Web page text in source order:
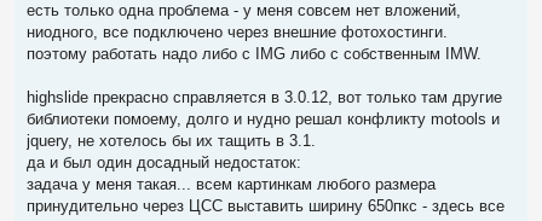
н
и
есть только одна проблема - у меня совсем нет вложений,
ниодного, все подключено через внешние фотохостинги.
поэтому работать надо либо с IMG либо с собственным IMW.
highslide прекрасно справляется в 3.0.12, вот только там другие
библиотеки помоему, долго и нудно решал конфликту motools и
jquery, не хотелось бы их тащить в 3.1.
да и был один досадный недостаток:
задача у меня такая... всем картинкам любого размера
принудительно через ЦСС выставить ширину 650пкс - здесь все